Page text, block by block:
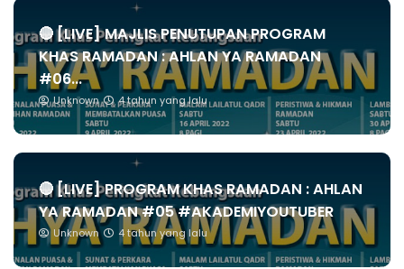
🔴 [LIVE] MAJLIS PENUTUPAN PROGRAM
KHAS RAMADAN : AHLAN YA RAMADAN
#06...
Unknown 4 tahun yang lalu
🔴 [LIVE] PROGRAM KHAS RAMADAN : AHLAN
YA RAMADAN #05 #AKADEMIYOUTUBER
Unknown 4 tahun yang lalu